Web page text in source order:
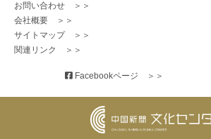
お問い合わせ　＞＞
会社概要　＞＞
サイトマップ　＞＞
関連リンク　＞＞
Facebookページ　＞＞